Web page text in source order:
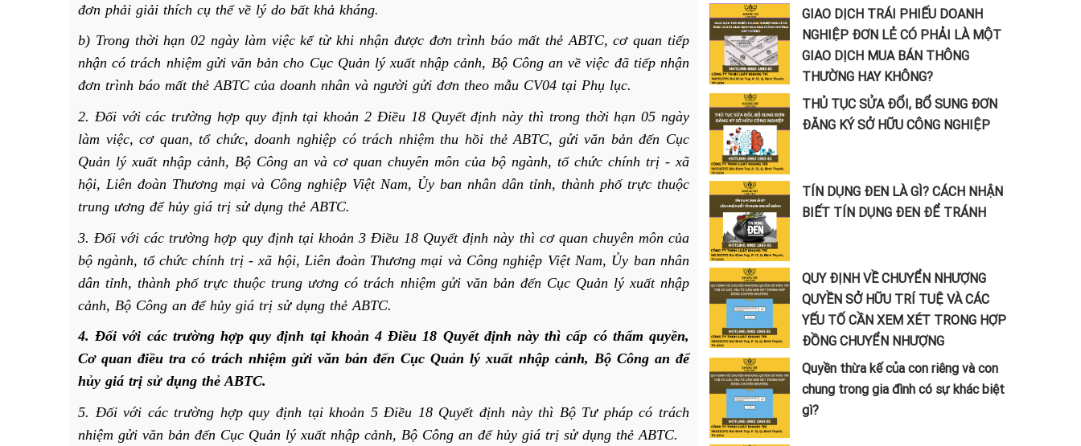
đơn phải giải thích cụ thể về lý do bất khả kháng.
b) Trong thời hạn 02 ngày làm việc kể từ khi nhận được đơn trình báo mất thẻ ABTC, cơ quan tiếp
nhận có trách nhiệm gửi văn bản cho Cục Quản lý xuất nhập cảnh, Bộ Công an về việc đã tiếp nhận
đơn trình báo mất thẻ ABTC của doanh nhân và người gửi đơn theo mẫu CV04 tại Phụ lục.
2. Đối với các trường hợp quy định tại khoản 2 Điều 18 Quyết định này thì trong thời hạn 05 ngày
làm việc, cơ quan, tổ chức, doanh nghiệp có trách nhiệm thu hồi thẻ ABTC, gửi văn bản đến Cục
Quản lý xuất nhập cảnh, Bộ Công an và cơ quan chuyên môn của bộ ngành, tổ chức chính trị - xã
hội, Liên đoàn Thương mại và Công nghiệp Việt Nam, Ủy ban nhân dân tỉnh, thành phố trực thuộc
trung ương để hủy giá trị sử dụng thẻ ABTC.
3. Đối với các trường hợp quy định tại khoản 3 Điều 18 Quyết định này thì cơ quan chuyên môn của
bộ ngành, tổ chức chính trị - xã hội, Liên đoàn Thương mại và Công nghiệp Việt Nam, Ủy ban nhân
dân tỉnh, thành phố trực thuộc trung ương có trách nhiệm gửi văn bản đến Cục Quản lý xuất nhập
cảnh, Bộ Công an để hủy giá trị sử dụng thẻ ABTC.
4. Đối với các trường hợp quy định tại khoản 4 Điều 18 Quyết định này thì cấp có thẩm quyền,
Cơ quan điều tra có trách nhiệm gửi văn bản đến Cục Quản lý xuất nhập cảnh, Bộ Công an để
hủy giá trị sử dụng thẻ ABTC.
5. Đối với các trường hợp quy định tại khoản 5 Điều 18 Quyết định này thì Bộ Tư pháp có trách
nhiệm gửi văn bản đến Cục Quản lý xuất nhập cảnh, Bộ Công an để hủy giá trị sử dụng thẻ ABTC.
GIAO DỊCH TRÁI PHIẾU DOANH
NGHIỆP ĐƠN LẺ CÓ PHẢI LÀ MỘT
GIAO DỊCH MUA BÁN THÔNG
THƯỜNG HAY KHÔNG?
THỦ TỤC SỬA ĐỔI, BỔ SUNG ĐƠN
ĐĂNG KÝ SỞ HỮU CÔNG NGHIỆP
TÍN DỤNG ĐEN LÀ GÌ? CÁCH NHẬN
BIẾT TÍN DỤNG ĐEN ĐỂ TRÁNH
QUY ĐỊNH VỀ CHUYỂN NHƯỢNG
QUYỀN SỞ HỮU TRÍ TUỆ VÀ CÁC
YẾU TỐ CẦN XEM XÉT TRONG HỢP
ĐỒNG CHUYỂN NHƯỢNG
Quyền thừa kế của con riêng và con
chung trong gia đình có sự khác biệt
gì?